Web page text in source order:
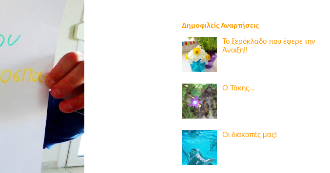
Δημοφιλείς Αναρτήσεις
Το ξερόκλαδο που έφερε την
Άνοιξη!!
Ο Τάκης...
Οι διακοπές μας!